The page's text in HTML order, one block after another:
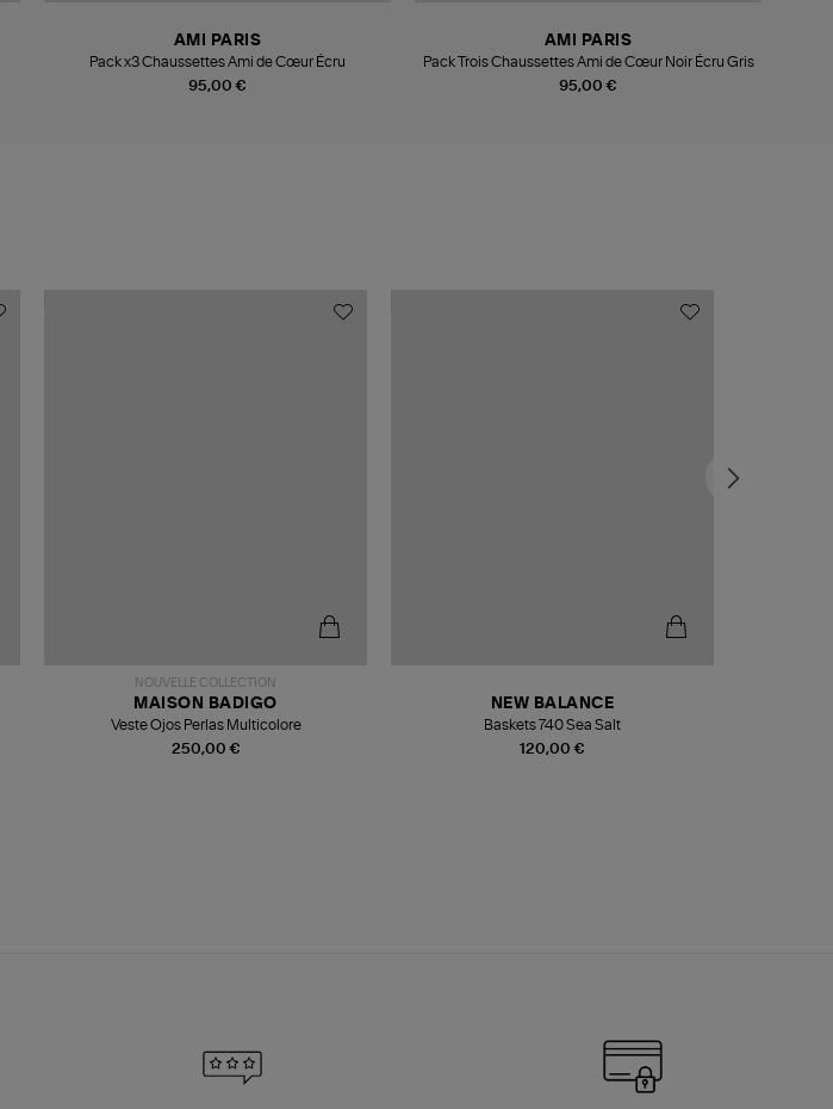
95,00 €
AMI PARIS
Pack x3 Chaussettes Ami de Cœur Écru
95,00 €
AMI PARIS
Pack Trois Chaussettes Ami de Cœur Noir Écru Gris
NOUVELLE COLLECTION
250,00 €
MAISON BADIGO
Veste Ojos Perlas Multicolore
120,00 €
NEW BALANCE
Baskets 740 Sea Salt